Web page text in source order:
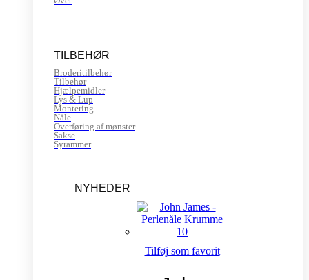
TILBEHØR
Broderitilbehør
Tilbehør
Hjælpemidler
Lys & Lup
Montering
Nåle
Overføring af mønster
Sakse
Syrammer
NYHEDER
Tilføj som favorit